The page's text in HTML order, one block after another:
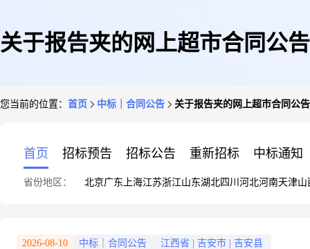
关于报告夹的网上超市合同公告
您当前的位置： 首页 中标｜合同公告 关于报告夹的网上超市合同公告
首页 招标预告 招标公告 重新招标 中标通知
省份地区： 北京广东 上海江苏浙江山东湖北四川 河北河南天津山
2026-08-10 中标｜合同公告 江西省 吉安市 吉安县